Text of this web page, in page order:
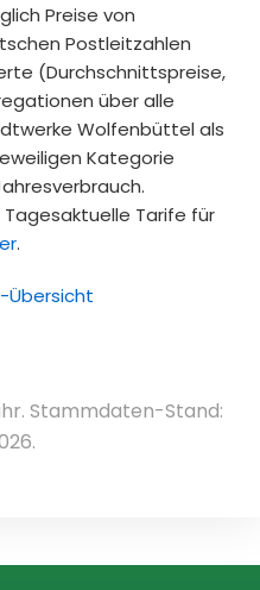
Preise von
Postleitzahlen
(Durchschnittspreise,
über alle
Wolfenbüttel als
Kategorie
Tarife für
.
Übersicht
Stammdaten-Stand: